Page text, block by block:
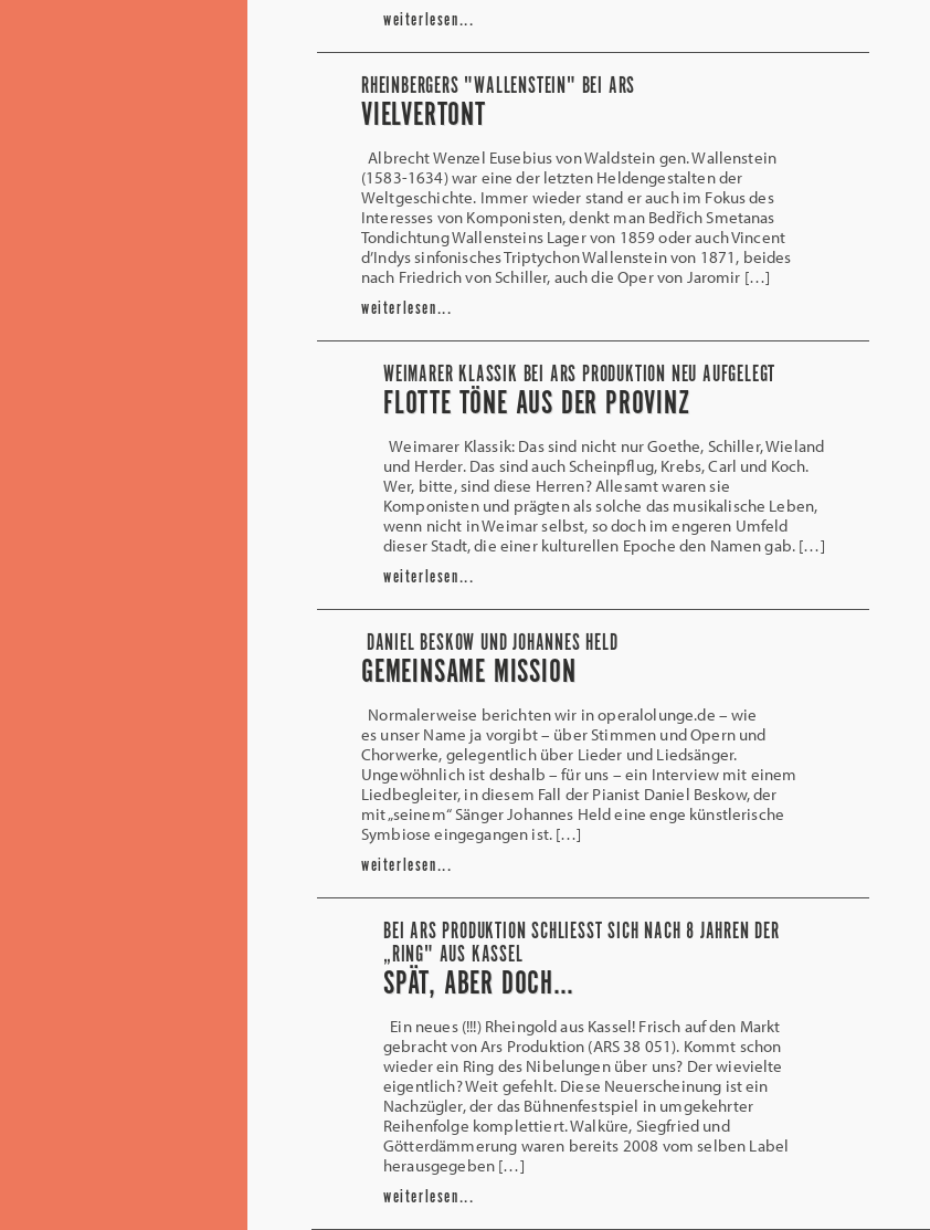
weiterlesen...
RHEINBERGERS "WALLENSTEIN" BEI ARS
VIELVERTONT
Albrecht Wenzel Eusebius von Waldstein gen. Wallenstein
(1583-1634) war eine der letzten Heldengestalten der
Weltgeschichte. Immer wieder stand er auch im Fokus des
Interesses von Komponisten, denkt man Bedřich Smetanas
Tondichtung Wallensteins Lager von 1859 oder auch Vincent
d’Indys sinfonisches Triptychon Wallenstein von 1871, beides
nach Friedrich von Schiller, auch die Oper von Jaromir […]
weiterlesen...
WEIMARER KLASSIK BEI ARS PRODUKTION NEU AUFGELEGT
FLOTTE TÖNE AUS DER PROVINZ
Weimarer Klassik: Das sind nicht nur Goethe, Schiller, Wieland
und Herder. Das sind auch Scheinpflug, Krebs, Carl und Koch.
Wer, bitte, sind diese Herren? Allesamt waren sie
Komponisten und prägten als solche das musikalische Leben,
wenn nicht in Weimar selbst, so doch im engeren Umfeld
dieser Stadt, die einer kulturellen Epoche den Namen gab. […]
weiterlesen...
DANIEL BESKOW UND JOHANNES HELD
GEMEINSAME MISSION
Normalerweise berichten wir in operalolunge.de – wie
es unser Name ja vorgibt – über Stimmen und Opern und
Chorwerke, gelegentlich über Lieder und Liedsänger.
Ungewöhnlich ist deshalb – für uns – ein Interview mit einem
Liedbegleiter, in diesem Fall der Pianist Daniel Beskow, der
mit „seinem“ Sänger Johannes Held eine enge künstlerische
Symbiose eingegangen ist. […]
weiterlesen...
BEI ARS PRODUKTION SCHLIESST SICH NACH 8 JAHREN DER „
RING" AUS KASSEL
SPÄT, ABER DOCH…
Ein neues (!!!) Rheingold aus Kassel! Frisch auf den Markt
gebracht von Ars Produktion (ARS 38 051). Kommt schon
wieder ein Ring des Nibelungen über uns? Der wievielte
eigentlich? Weit gefehlt. Diese Neuerscheinung ist ein
Nachzügler, der das Bühnenfestspiel in umgekehrter
Reihenfolge komplettiert. Walküre, Siegfried und
Götterdämmerung waren bereits 2008 vom selben Label
herausgegeben […]
weiterlesen...